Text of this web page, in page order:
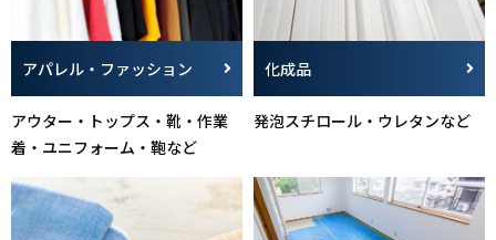
アパレル・ファッション
アウター・トップス・靴・作業
着・ユニフォーム・鞄など
化成品
発泡スチロール・ウレタンなど